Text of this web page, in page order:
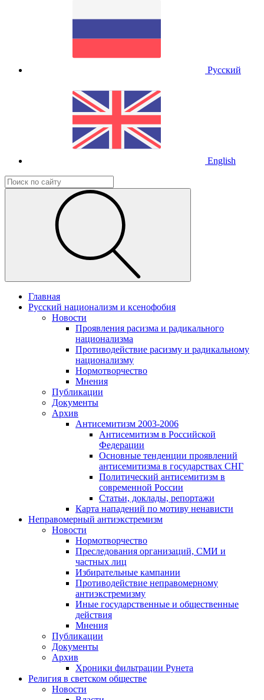
Русский
English
Главная
Русский национализм и ксенофобия
Новости
Проявления расизма и радикального
национализма
Противодействие расизму и радикальному
национализму
Нормотворчество
Мнения
Публикации
Документы
Архив
Антисемитизм 2003-2006
Антисемитизм в Российской
Федерации
Основные тенденции проявлений
антисемитизма в государствах СНГ
Политический антисемитизм в
современной России
Статьи, доклады, репортажи
Карта нападений по мотиву ненависти
Неправомерный антиэкстремизм
Новости
Нормотворчество
Преследования организаций, СМИ и
частных лиц
Избирательные кампании
Противодействие неправомерному
антиэкстремизму
Иные государственные и общественные
действия
Мнения
Публикации
Документы
Архив
Хроники фильтрации Рунета
Религия в светском обществе
Новости